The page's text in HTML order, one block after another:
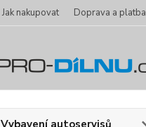
Jak nakupovat Doprava a platba
Vybavení autoservisů